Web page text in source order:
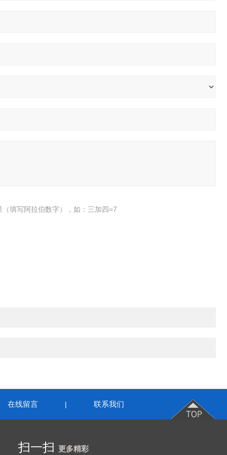
（填写阿拉伯数字），如：三加四=7
在线留言 | 联系我们
扫一扫 更多精彩